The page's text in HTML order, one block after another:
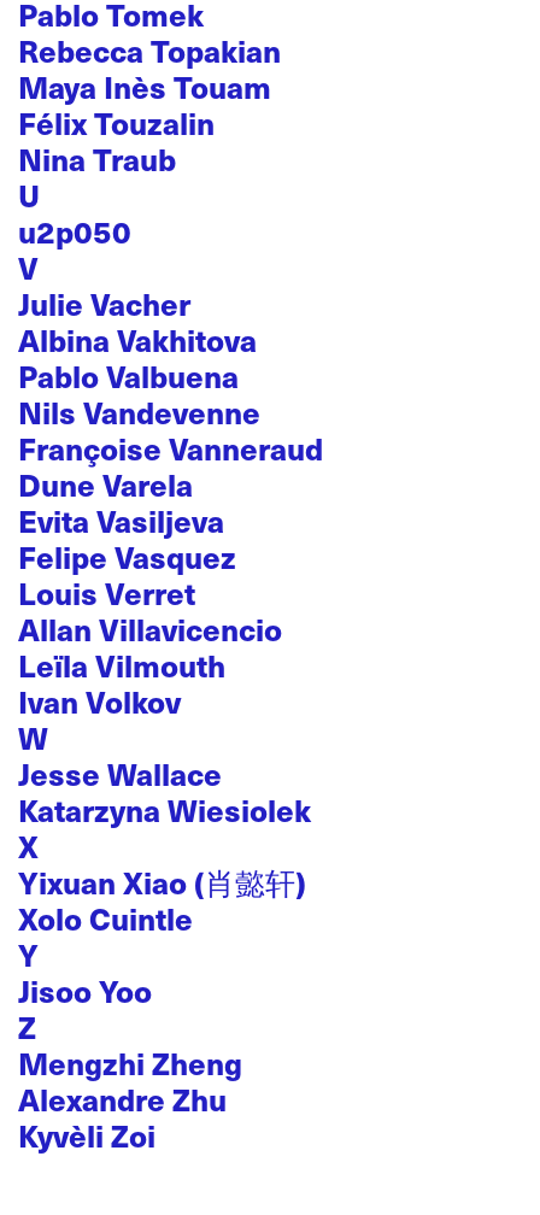
Pablo Tomek
Rebecca Topakian
Maya Inès Touam
Félix Touzalin
Nina Traub
U
u2p050
V
Julie Vacher
Albina Vakhitova
Pablo Valbuena
Nils Vandevenne
Françoise Vanneraud
Dune Varela
Evita Vasiljeva
Felipe Vasquez
Louis Verret
Allan Villavicencio
Leïla Vilmouth
Ivan Volkov
W
Jesse Wallace
Katarzyna Wiesiolek
X
Yixuan Xiao (肖懿轩)
Xolo Cuintle
Y
Jisoo Yoo
Z
Mengzhi Zheng
Alexandre Zhu
Kyvèli Zoi